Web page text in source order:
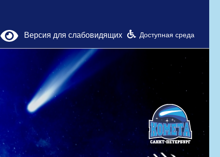
Версия для слабовидящих Доступная среда